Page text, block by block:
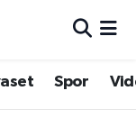
Spor